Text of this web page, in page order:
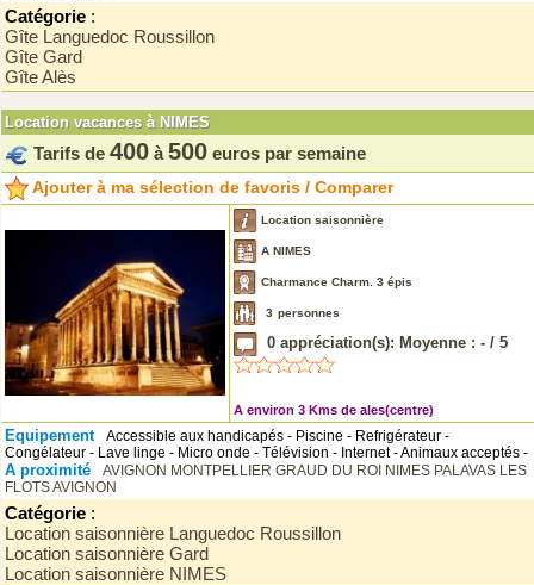
Catégorie :
Gîte Languedoc Roussillon
Gîte Gard
Gîte Alès
Location vacances à NIMES
Tarifs de 400 à 500 euros par semaine
Ajouter à ma sélection de favoris / Comparer
Location saisonnière
A NIMES
Charmance Charm. 3 épis
3 personnes
0 appréciation(s): Moyenne : - / 5
A environ 3 Kms de ales(centre)
Equipement
Accessible aux handicapés - Piscine - Refrigérateur -
Congélateur - Lave linge - Micro onde - Télévision - Internet - Animaux acceptés -
A proximité AVIGNON MONTPELLIER GRAUD DU ROI NIMES PALAVAS LES
FLOTSAVIGNON
Catégorie :
Location saisonnière Languedoc Roussillon
Location saisonnière Gard
Location saisonnière NIMES